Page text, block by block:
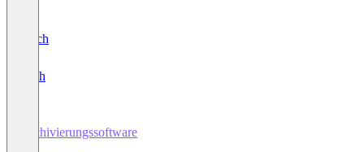
Deutsch
English
Archivierungssoftware